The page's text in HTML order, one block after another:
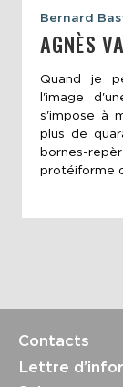
Bernard
AGNÈS
Quand je
l'image
s'impose à
plus de
bornes-
protéiforme
Contacts
Lettre